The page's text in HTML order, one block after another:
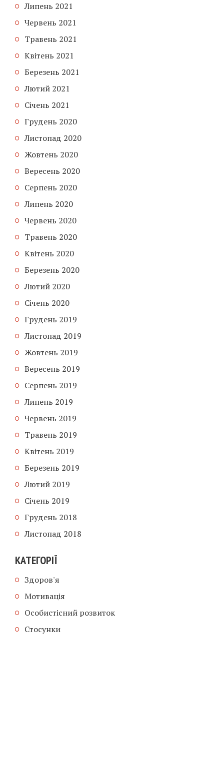
Липень 2021
Червень 2021
Травень 2021
Квітень 2021
Березень 2021
Лютий 2021
Січень 2021
Грудень 2020
Листопад 2020
Жовтень 2020
Вересень 2020
Серпень 2020
Липень 2020
Червень 2020
Травень 2020
Квітень 2020
Березень 2020
Лютий 2020
Січень 2020
Грудень 2019
Листопад 2019
Жовтень 2019
Вересень 2019
Серпень 2019
Липень 2019
Червень 2019
Травень 2019
Квітень 2019
Березень 2019
Лютий 2019
Січень 2019
Грудень 2018
Листопад 2018
КАТЕГОРІЇ
Здоров'я
Мотивація
Особистісний розвиток
Стосунки